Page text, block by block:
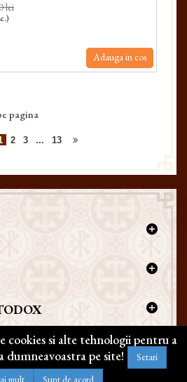
lei
Adauga in cos
pagina
2 3 ... 13
Toate drepturile rezervate
cookies si alte tehnologii pentru a
pe site!
Setari
mult
Sunt de acord